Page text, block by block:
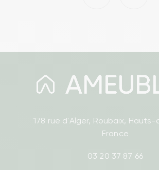
178 rue d'Alger, Roubaix,
France
03 20 37 87 66